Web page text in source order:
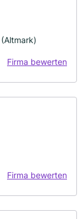
Firma bewerten
Firma bewerten